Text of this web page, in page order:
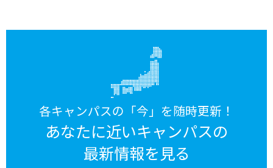
各キャンパスの「今」を随時更新！
あなたに近いキャンパスの
最新情報を見る